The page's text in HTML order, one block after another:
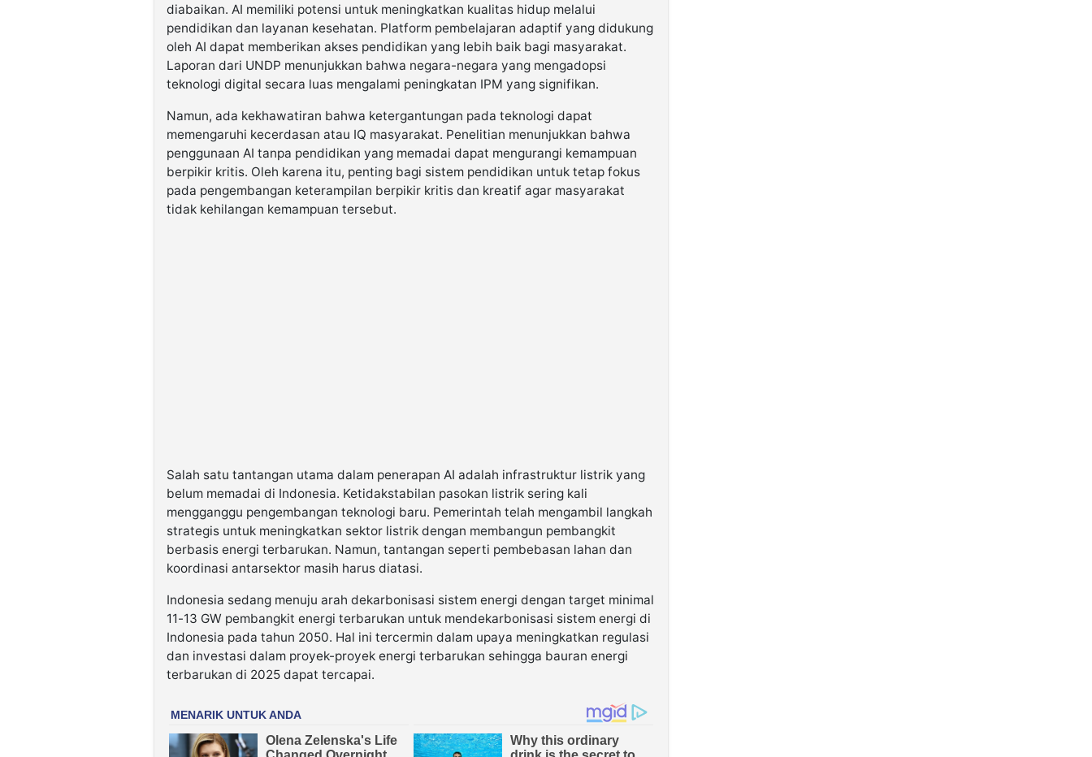
diabaikan. AI memiliki potensi untuk meningkatkan kualitas hidup melalui
pendidikan dan layanan kesehatan. Platform pembelajaran adaptif yang didukung
oleh AI dapat memberikan akses pendidikan yang lebih baik bagi masyarakat.
Laporan dari UNDP menunjukkan bahwa negara-negara yang mengadopsi
teknologi digital secara luas mengalami peningkatan IPM yang signifikan.
Namun, ada kekhawatiran bahwa ketergantungan pada teknologi dapat
memengaruhi kecerdasan atau IQ masyarakat. Penelitian menunjukkan bahwa
penggunaan AI tanpa pendidikan yang memadai dapat mengurangi kemampuan
berpikir kritis. Oleh karena itu, penting bagi sistem pendidikan untuk tetap fokus
pada pengembangan keterampilan berpikir kritis dan kreatif agar masyarakat
tidak kehilangan kemampuan tersebut.
Salah satu tantangan utama dalam penerapan AI adalah infrastruktur listrik yang
belum memadai di Indonesia. Ketidakstabilan pasokan listrik sering kali
mengganggu pengembangan teknologi baru. Pemerintah telah mengambil langkah
strategis untuk meningkatkan sektor listrik dengan membangun pembangkit
berbasis energi terbarukan. Namun, tantangan seperti pembebasan lahan dan
koordinasi antarsektor masih harus diatasi.
Indonesia sedang menuju arah dekarbonisasi sistem energi dengan target minimal
11-13 GW pembangkit energi terbarukan untuk mendekarbonisasi sistem energi di
Indonesia pada tahun 2050. Hal ini tercermin dalam upaya meningkatkan regulasi
dan investasi dalam proyek-proyek energi terbarukan sehingga bauran energi
terbarukan di 2025 dapat tercapai.